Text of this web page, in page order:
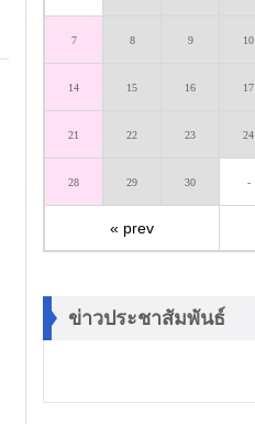
7 8 9 10
14 15 16 17
21 22 23 24
28 29 30 -
« prev
ข่าวประชาสัมพันธ์